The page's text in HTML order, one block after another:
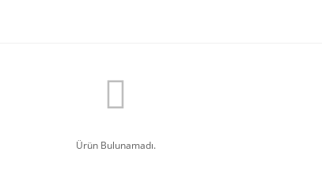
Ürün Bulunamadı.